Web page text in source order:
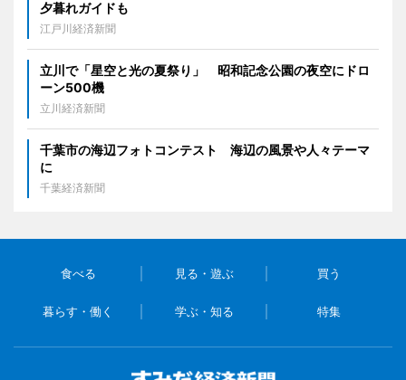
夕暮れガイドも
江戸川経済新聞
立川で「星空と光の夏祭り」 昭和記念公園の夜空にドロ
ーン500機
立川経済新聞
千葉市の海辺フォトコンテスト 海辺の風景や人々テーマ
に
千葉経済新聞
食べる 見る・遊ぶ 買う
暮らす・働く 学ぶ・知る 特集